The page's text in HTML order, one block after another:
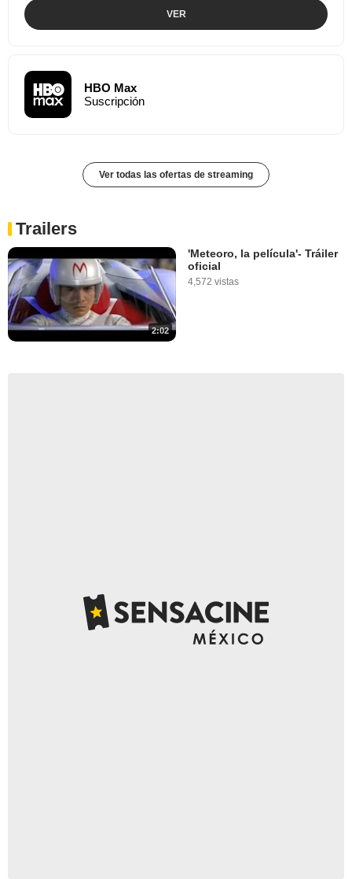
VER
HBO Max
Suscripción
Ver todas las ofertas de streaming
Trailers
2:02
'Meteoro, la película'- Tráiler
oficial
4,572 vistas